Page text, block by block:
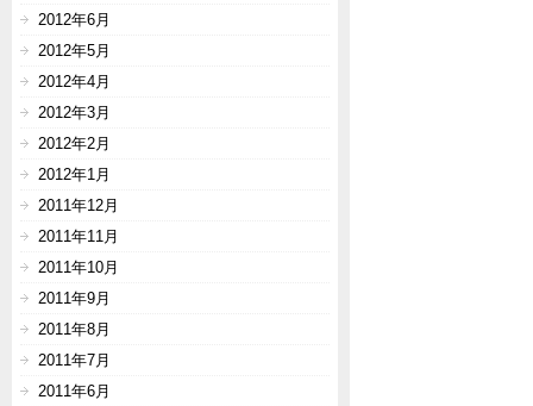
2012年6月
2012年5月
2012年4月
2012年3月
2012年2月
2012年1月
2011年12月
2011年11月
2011年10月
2011年9月
2011年8月
2011年7月
2011年6月